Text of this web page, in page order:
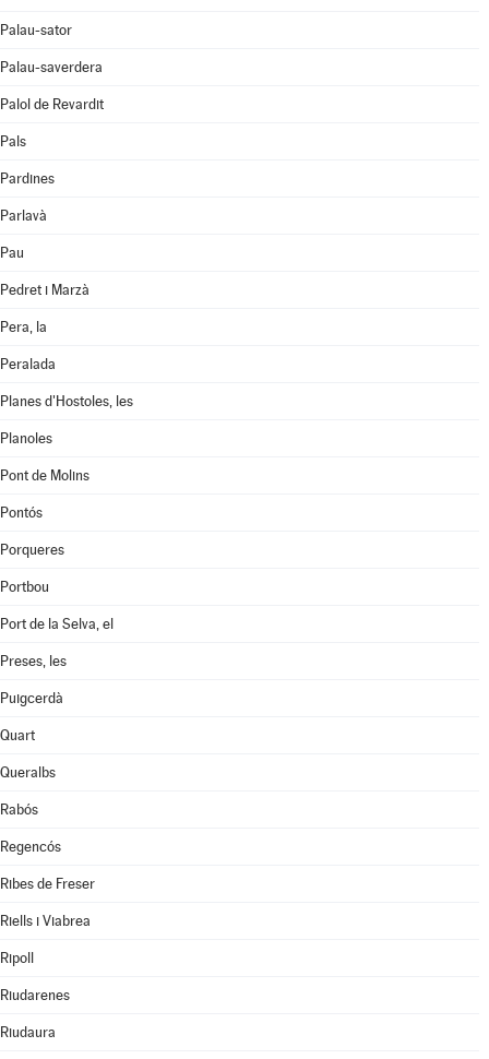
Palau-sator
Palau-saverdera
Palol de Revardit
Pals
Pardines
Parlavà
Pau
Pedret i Marzà
Pera, la
Peralada
Planes d'Hostoles, les
Planoles
Pont de Molins
Pontós
Porqueres
Portbou
Port de la Selva, el
Preses, les
Puigcerdà
Quart
Queralbs
Rabós
Regencós
Ribes de Freser
Riells i Viabrea
Ripoll
Riudarenes
Riudaura